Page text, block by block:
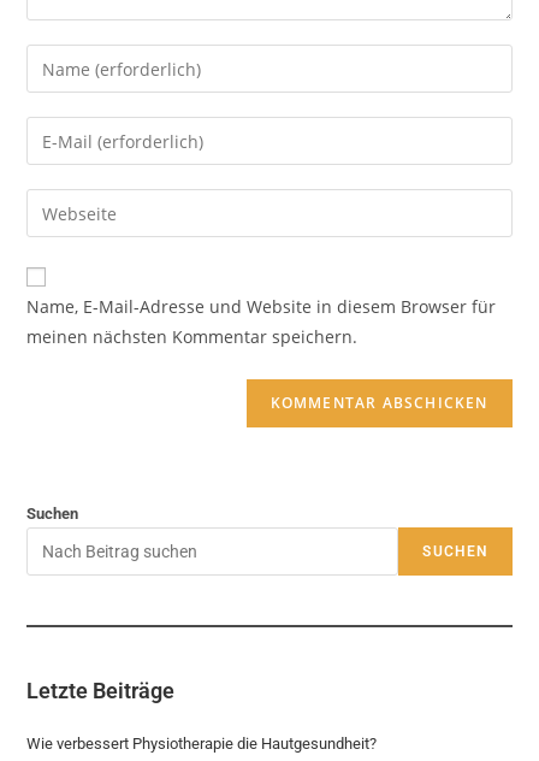
Name, E-Mail-Adresse und Website in diesem Browser für
meinen nächsten Kommentar speichern.
Suchen
SUCHEN
Letzte Beiträge
Wie verbessert Physiotherapie die Hautgesundheit?